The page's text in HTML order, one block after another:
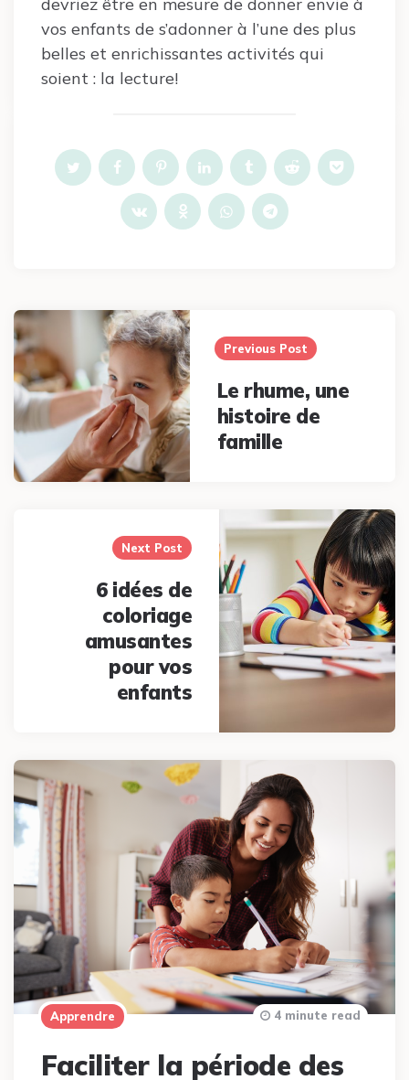
vos enfants de s’adonner à l’une des plus
belles et enrichissantes activités qui
soient : la lecture!
Post
navigation
Previous Post
Le rhume, une
histoire de
famille
Next Post
6 idées de
coloriage
amusantes
pour vos
enfants
Apprendre
Faciliter la période des
4 minute read